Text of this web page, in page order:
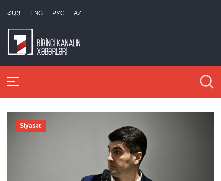
ՀԱՅ ENG РУС AZ
Siyasət